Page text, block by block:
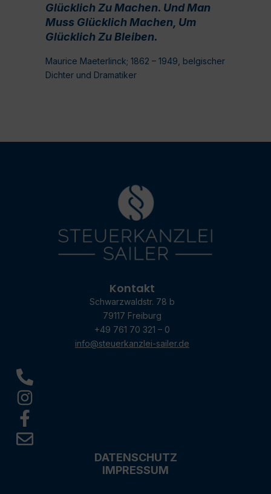
Glücklich Zu Machen. Und Man
Muss Glücklich Machen, Um
Glücklich Zu Bleiben.
Maurice Maeterlinck; 1862 – 1949, belgischer
Dichter und Dramatiker
Kontakt
Schwarzwaldstr. 78 b
79117 Freiburg
+49 761 70 321 – 0
info@steuerkanzlei-sailer.de
DATENSCHUTZ
IMPRESSUM